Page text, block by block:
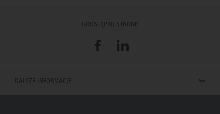
UDOSTĘPNIJ STRONĘ
FacebookLinkedIn
DALSZE INFORMACJE